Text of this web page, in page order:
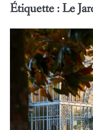
Étiquette : Le